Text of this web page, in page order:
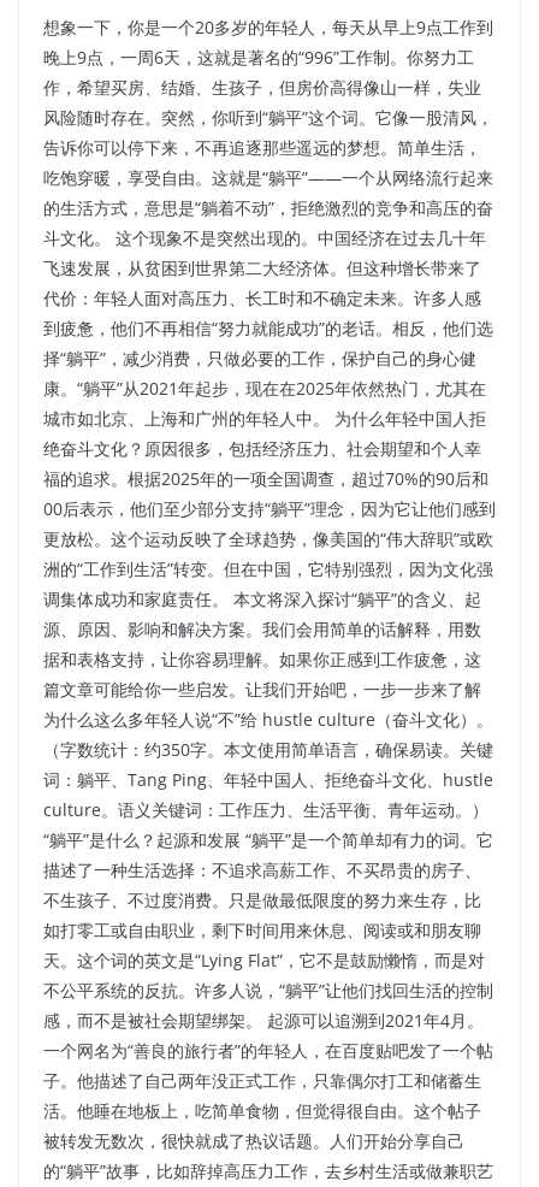
想象一下，你是一个20多岁的年轻人，每天从早上9点工作到
晚上9点，一周6天，这就是著名的“996”工作制。你努力工
作，希望买房、结婚、生孩子，但房价高得像山一样，失业
风险随时存在。突然，你听到“躺平”这个词。它像一股清风，
告诉你可以停下来，不再追逐那些遥远的梦想。简单生活，
吃饱穿暖，享受自由。这就是“躺平”——一个从网络流行起来
的生活方式，意思是“躺着不动”，拒绝激烈的竞争和高压的奋
斗文化。 这个现象不是突然出现的。中国经济在过去几十年
飞速发展，从贫困到世界第二大经济体。但这种增长带来了
代价：年轻人面对高压力、长工时和不确定未来。许多人感
到疲惫，他们不再相信“努力就能成功”的老话。相反，他们选
择“躺平”，减少消费，只做必要的工作，保护自己的身心健
康。“躺平”从2021年起步，现在在2025年依然热门，尤其在
城市如北京、上海和广州的年轻人中。 为什么年轻中国人拒
绝奋斗文化？原因很多，包括经济压力、社会期望和个人幸
福的追求。根据2025年的一项全国调查，超过70%的90后和
00后表示，他们至少部分支持“躺平”理念，因为它让他们感到
更放松。这个运动反映了全球趋势，像美国的“伟大辞职”或欧
洲的“工作到生活”转变。但在中国，它特别强烈，因为文化强
调集体成功和家庭责任。 本文将深入探讨“躺平”的含义、起
源、原因、影响和解决方案。我们会用简单的话解释，用数
据和表格支持，让你容易理解。如果你正感到工作疲惫，这
篇文章可能给你一些启发。让我们开始吧，一步一步来了解
为什么这么多年轻人说“不”给 hustle culture（奋斗文化）。
（字数统计：约350字。本文使用简单语言，确保易读。关键
词：躺平、Tang Ping、年轻中国人、拒绝奋斗文化、hustle
culture。语义关键词：工作压力、生活平衡、青年运动。）
“躺平”是什么？起源和发展 “躺平”是一个简单却有力的词。它
描述了一种生活选择：不追求高薪工作、不买昂贵的房子、
不生孩子、不过度消费。只是做最低限度的努力来生存，比
如打零工或自由职业，剩下时间用来休息、阅读或和朋友聊
天。这个词的英文是“Lying Flat”，它不是鼓励懒惰，而是对
不公平系统的反抗。许多人说，“躺平”让他们找回生活的控制
感，而不是被社会期望绑架。 起源可以追溯到2021年4月。
一个网名为“善良的旅行者”的年轻人，在百度贴吧发了一个帖
子。他描述了自己两年没正式工作，只靠偶尔打工和储蓄生
活。他睡在地板上，吃简单食物，但觉得很自由。这个帖子
被转发无数次，很快就成了热议话题。人们开始分享自己
的“躺平”故事，比如辞掉高压力工作，去乡村生活或做兼职艺